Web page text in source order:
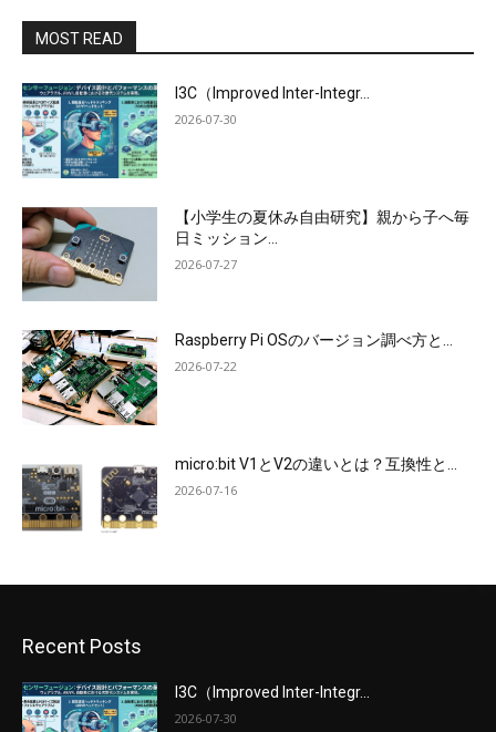
MOST READ
I3C（Improved Inter-Integr...
2026-07-30
【小学生の夏休み自由研究】親から子へ毎
日ミッション...
2026-07-27
Raspberry Pi OSのバージョン調べ方と...
2026-07-22
micro:bit V1とV2の違いとは？互換性と...
2026-07-16
Recent Posts
I3C（Improved Inter-Integr...
2026-07-30